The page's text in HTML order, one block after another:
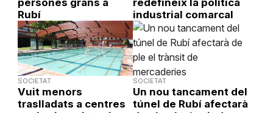
persones grans a
Rubí
redefineix la política
industrial comarcal
SOCIETAT
Vuit menors
traslladats a centres
SOCIETAT
Un nou tancament del
túnel de Rubí afectarà